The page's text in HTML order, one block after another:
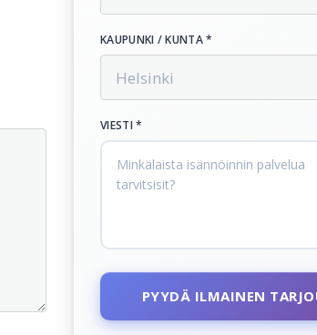
KAUPUNKI / KUNTA *
VIESTI *
PYYDÄ ILMAINEN